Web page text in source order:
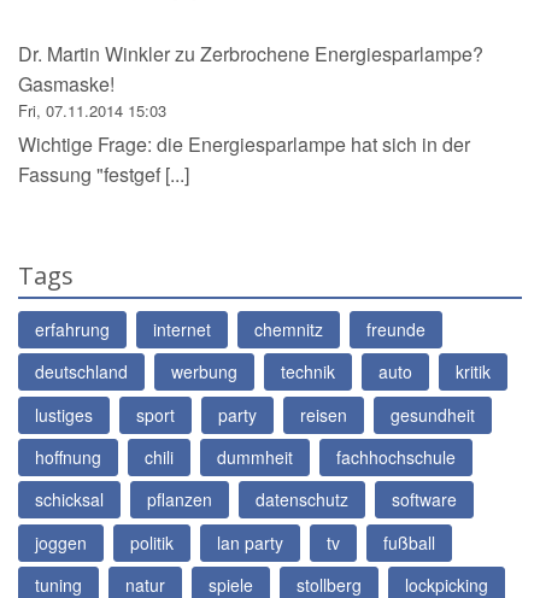
Dr. Martin Winklerzu Zerbrochene Energiesparlampe?
Gasmaske!
Fri, 07.11.2014 15:03
Wichtige Frage: die Energiesparlampe hat sich in der
Fassung "festgef [...]
Tags
erfahrung internet chemnitz
freunde
deutschland
werbung technik auto
kritik
lustiges
sport party reisen
gesundheit
hoffnung
chili dummheit
fachhochschule
schicksal
pflanzen datenschutz
software
joggen
politik lan party tv
fußball
tuning
natur spiele stollberg lockpicking